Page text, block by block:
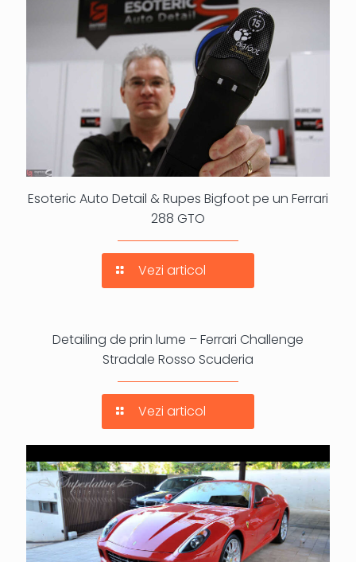
Esoteric Auto Detail & Rupes Bigfoot pe un Ferrari
288 GTO
Vezi articol
Detailing de prin lume – Ferrari Challenge
Stradale Rosso Scuderia
Vezi articol